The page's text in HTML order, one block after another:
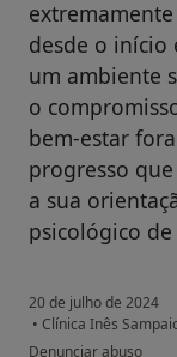
desde o início
um ambiente
o
bem-estar
progresso
a sua
psicológico
20 de julho de 2024
• Clínica Inês
na opinião do
Denunciar abuso